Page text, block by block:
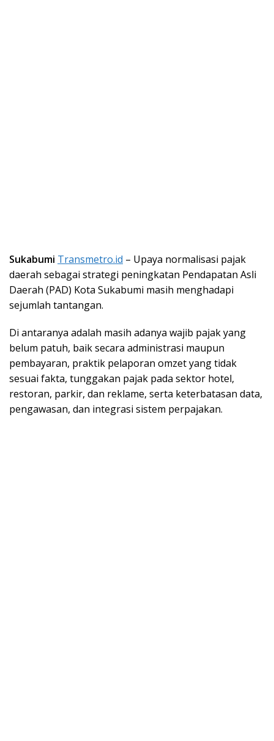
Sukabumi Transmetro.id – Upaya normalisasi pajak
daerah sebagai strategi peningkatan Pendapatan Asli
Daerah (PAD) Kota Sukabumi masih menghadapi
sejumlah tantangan.
Di antaranya adalah masih adanya wajib pajak yang
belum patuh, baik secara administrasi maupun
pembayaran, praktik pelaporan omzet yang tidak
sesuai fakta, tunggakan pajak pada sektor hotel,
restoran, parkir, dan reklame, serta keterbatasan data,
pengawasan, dan integrasi sistem perpajakan.